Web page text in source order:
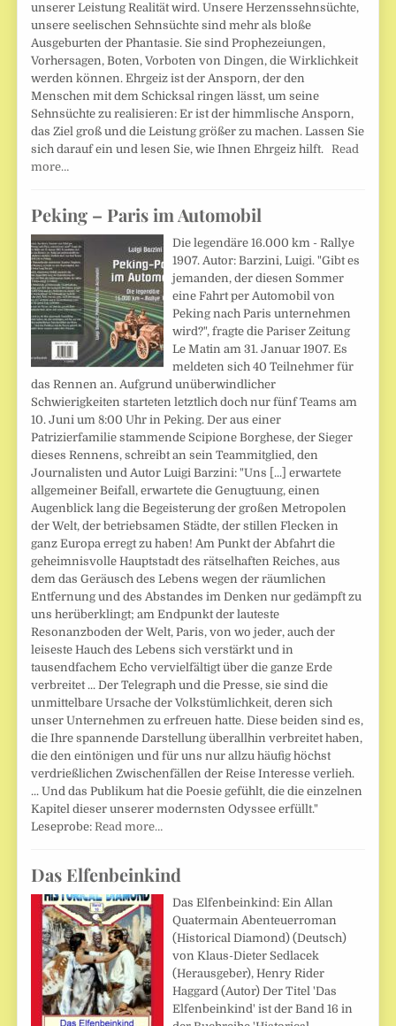
unserer Leistung Realität wird. Unsere Herzenssehnsüchte,
unsere seelischen Sehnsüchte sind mehr als bloße
Ausgeburten der Phantasie. Sie sind Prophezeiungen,
Vorhersagen, Boten, Vorboten von Dingen, die Wirklichkeit
werden können. Ehrgeiz ist der Ansporn, der den
Menschen mit dem Schicksal ringen lässt, um seine
Sehnsüchte zu realisieren: Er ist der himmlische Ansporn,
das Ziel groß und die Leistung größer zu machen. Lassen Sie
sich darauf ein und lesen Sie, wie Ihnen Ehrgeiz hilft.Read
more…
Peking – Paris im Automobil
Die legendäre 16.000 km - Rallye
1907. Autor: Barzini, Luigi. "Gibt es
jemanden, der diesen Sommer
eine Fahrt per Automobil von
Peking nach Paris unternehmen
wird?", fragte die Pariser Zeitung
Le Matin am 31. Januar 1907. Es
meldeten sich 40 Teilnehmer für
das Rennen an. Aufgrund unüberwindlicher
Schwierigkeiten starteten letztlich doch nur fünf Teams am
10. Juni um 8:00 Uhr in Peking. Der aus einer
Patrizierfamilie stammende Scipione Borghese, der Sieger
dieses Rennens, schreibt an sein Teammitglied, den
Journalisten und Autor Luigi Barzini: "Uns [...] erwartete
allgemeiner Beifall, erwartete die Genugtuung, einen
Augenblick lang die Begeisterung der großen Metropolen
der Welt, der betriebsamen Städte, der stillen Flecken in
ganz Europa erregt zu haben! Am Punkt der Abfahrt die
geheimnisvolle Hauptstadt des rätselhaften Reiches, aus
dem das Geräusch des Lebens wegen der räumlichen
Entfernung und des Abstandes im Denken nur gedämpft zu
uns herüberklingt; am Endpunkt der lauteste
Resonanzboden der Welt, Paris, von wo jeder, auch der
leiseste Hauch des Lebens sich verstärkt und in
tausendfachem Echo vervielfältigt über die ganze Erde
verbreitet ... Der Telegraph und die Presse, sie sind die
unmittelbare Ursache der Volkstümlichkeit, deren sich
unser Unternehmen zu erfreuen hatte. Diese beiden sind es,
die Ihre spannende Darstellung überallhin verbreitet haben,
die den eintönigen und für uns nur allzu häufig höchst
verdrießlichen Zwischenfällen der Reise Interesse verlieh.
... Und das Publikum hat die Poesie gefühlt, die die einzelnen
Kapitel dieser unserer modernsten Odyssee erfüllt."
Leseprobe:Read more…
Das Elfenbeinkind
Das Elfenbeinkind: Ein Allan
Quatermain Abenteuerroman
(Historical Diamond) (Deutsch)
von Klaus-Dieter Sedlacek
(Herausgeber), Henry Rider
Haggard (Autor) Der Titel 'Das
Elfenbeinkind' ist der Band 16 in